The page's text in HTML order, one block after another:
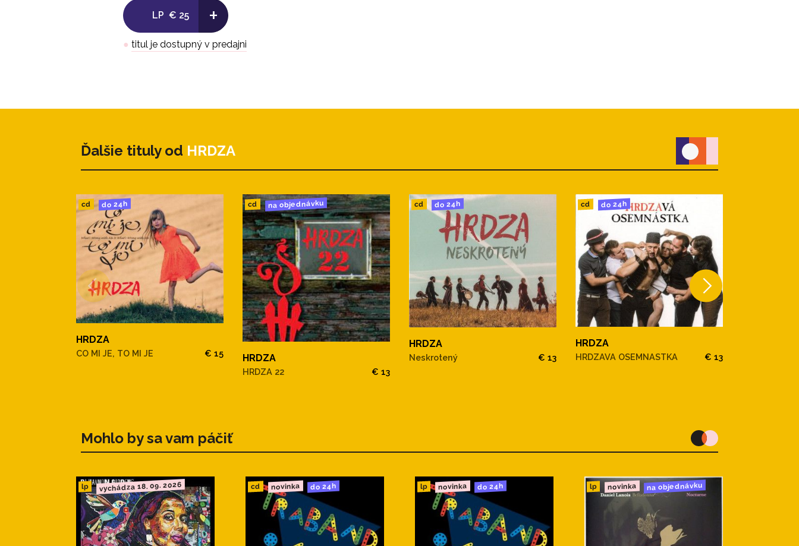
LP € 25 +
● titul je dostupný v predajni
Ďalšie tituly od HRDZA
cd do 24h
HRDZA
CO MI JE, TO MI JE € 15
cd na objednávku
HRDZA
HRDZA 22 € 13
cd do 24h
HRDZA
Neskrotený € 13
cd do 24h
HRDZA
HRDZAVA OSEMNASTKA € 13
Mohlo by sa vam páčiť
lp vychádza 18. 09. 2026 cd novinka do 24h lp novinka do 24h lp novinka na objednávku